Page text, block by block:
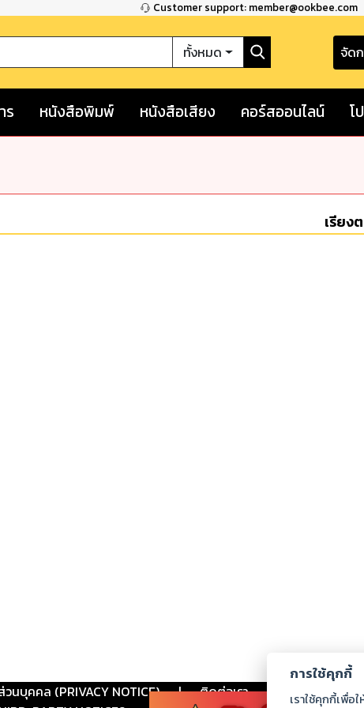
Customer support: member@ookbee.com
ทั้งหมด จัด
ร หนังสือพิมพ์ หนังสือเสียง คอร์สออนไลน์ โ
เรียง
นบุคคล (PRIVACY NOTICE) | ติดต่อเรา ร่วมงานกับเรา
การใช้คุกกี้
เราใช้คุกกี้เพื่อ